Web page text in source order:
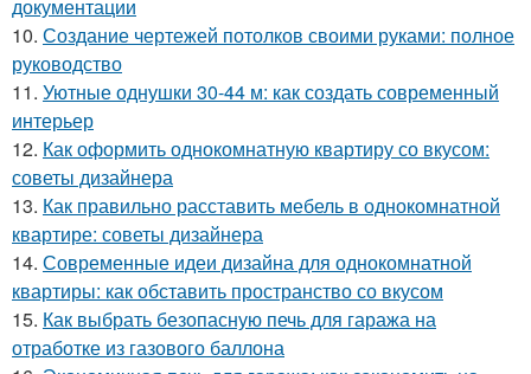
документации
10. Создание чертежей потолков своими руками: полное
руководство
11. Уютные однушки 30-44 м: как создать современный
интерьер
12. Как оформить однокомнатную квартиру со вкусом:
советы дизайнера
13. Как правильно расставить мебель в однокомнатной
квартире: советы дизайнера
14. Современные идеи дизайна для однокомнатной
квартиры: как обставить пространство со вкусом
15. Как выбрать безопасную печь для гаража на
отработке из газового баллона